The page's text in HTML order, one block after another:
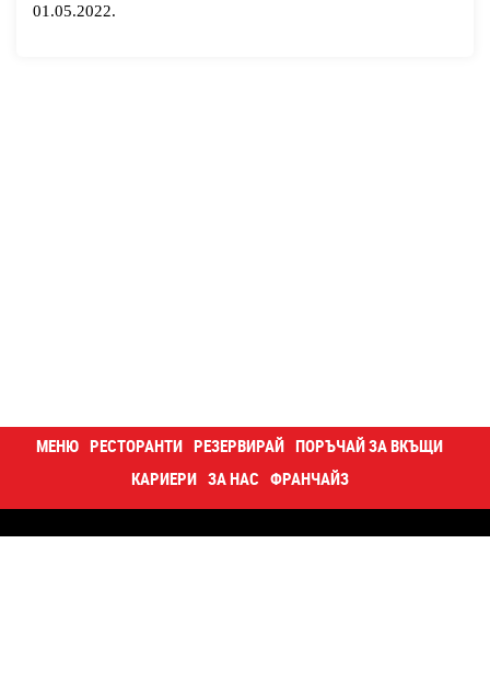
01.05.2022.
МЕНЮ РЕСТОРАНТИ РЕЗЕРВИРАЙ ПОРЪЧАЙ ЗА ВКЪЩИ
КАРИЕРИ ЗА НАС ФРАНЧАЙЗ